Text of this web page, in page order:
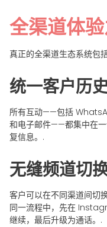
全渠道体
真正的全渠道生态系统包括
统一客户历
所有互动——包括
和电子邮件——都集中在
复信息。.
无缝频道切
客户可以在不同渠道间切
同一流程中，先在
继续，最后升级为通话。.